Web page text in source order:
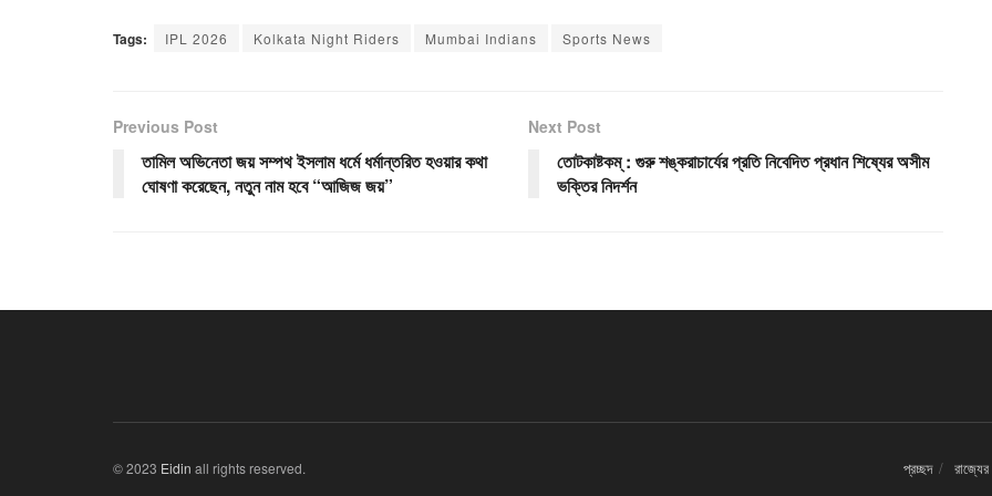
Tags: IPL 2026 Kolkata Night Riders Mumbai Indians Sports News
Previous Post
তামিল অভিনেতা জয় সম্পথ ইসলাম ধর্মে ধর্মান্তরিত হওয়ার কথা
ঘোষণা করেছেন, নতুন নাম হবে “আজিজ জয়”
Next Post
তোটকাষ্টকম্ : গুরু শঙ্করাচার্যের প্রতি নিবেদিত প্রধান শিষ্যের অসীম
ভক্তির নিদর্শন
প্রচ্ছদ
© 2023 Eidin all rights reserved.